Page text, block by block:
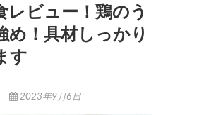
レビュー！鶏のう
め！具材しっかり
す
2023年9月6日